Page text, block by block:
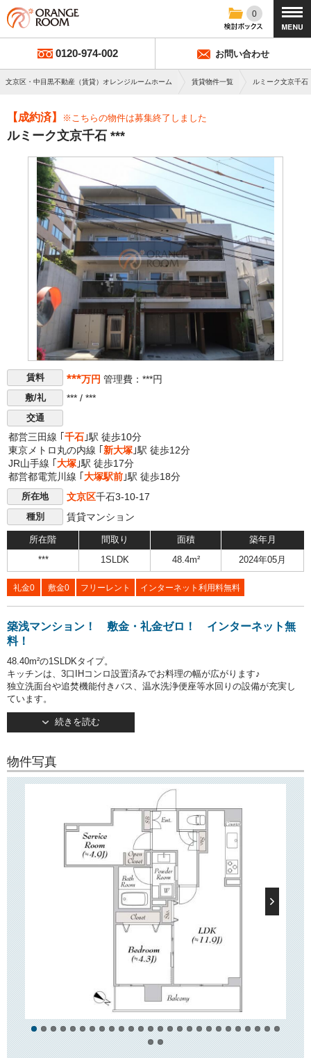
0
0120-974-002 お問い合わせ
文京区・中目黒不動産（賃貸）オレンジルームホーム 賃貸物件一覧 ルミーク文京千石
【成約済】 ※こちらの物件は募集終了しました
ルミーク文京千石 ***
賃料 ***万円 管理費：***円
敷/礼 *** / ***
交通
都営三田線 ｢ 千石 ｣駅 徒歩10分
東京メトロ丸の内線 ｢ 新大塚 ｣駅 徒歩12分
JR山手線 ｢ 大塚 ｣駅 徒歩17分
都営都電荒川線 ｢ 大塚駅前 ｣駅 徒歩18分
所在地 文京区千石3-10-17
種別 賃貸マンション
所在階 間取り 面積 築年月
*** 1SLDK 48.4m² 2024年05月
礼金0 敷金0 フリーレント インターネット利用料無料
築浅マンション！ 敷金・礼金ゼロ！ インターネット無
料！
48.40m²の1SLDKタイプ。
キッチンは、3口IHコンロ設置済みでお料理の幅が広がります♪
独立洗面台や追焚機能付きバス、温水洗浄便座等水回りの設備が充実し
ています。
浴室乾燥機完備のため天候を気にすることなく洗濯が可能です！
玄関にはシューズボックス、洋室・サービスルームにはクローゼットが
〇建物情報〇
文京区千石3丁目の賃貸マンション「ルミーク文京千石」。
都営三田線「千石」駅から徒歩10分。
そのほか「新大塚」駅・「大塚」駅もご利用いただけます。
2024年5月竣工・地上5階建て。
TVモニターつきオートロックや宅配ボックスなど、安心してお住まいい
ただける設備が充実しています。
他にも駐輪場やバイク置き場がございます。
の物件ですので大切な家族とお住まい頂くことが可能です。
利用料無料 のため月々の費用を節約できます。
徒歩10分圏内にスーパー「サミット」や「ライフ」、コンビニ「セブン
イレブン」があり日々のお買い物に便利です！
際の負担が少ないかと思います。
続きを読む
物件写真